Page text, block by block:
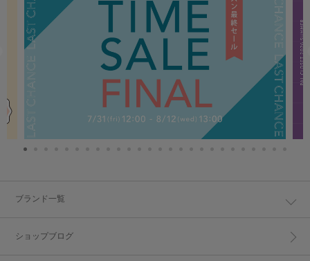
ブランド一覧
ショップブログ